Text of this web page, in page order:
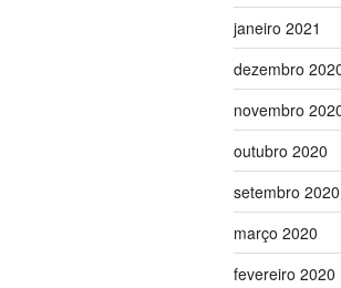
janeiro 2021
dezembro
novembro
outubro 2020
setembro 2020
março 2020
fevereiro 2020